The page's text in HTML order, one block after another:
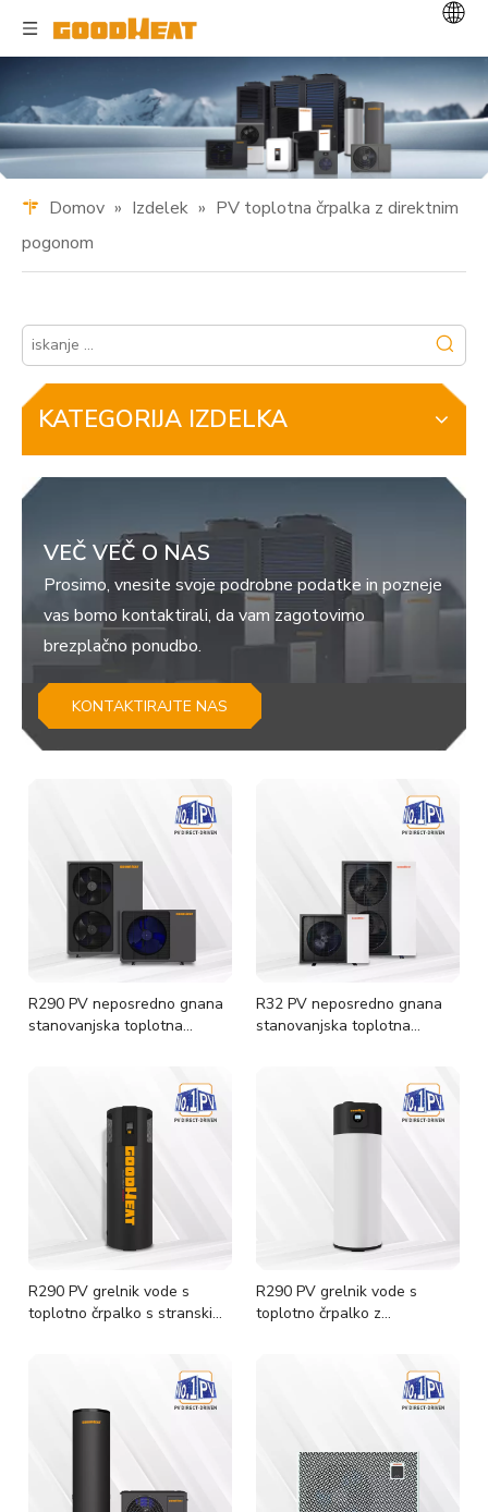
Domov » Izdelek » PV toplotna črpalka z direktnim
pogonom
KATEGORIJA IZDELKA
VEČ VEČ O NAS
Prosimo, vnesite svoje podrobne podatke in pozneje
vas bomo kontaktirali, da vam zagotovimo
brezplačno ponudbo.
KONTAKTIRAJTE NAS
R290 PV neposredno gnana
stanovanjska toplotna
R32 PV neposredno gnana
stanovanjska toplotna
R290 PV grelnik vode s
toplotno črpalko s stranskim
R290 PV grelnik vode s
toplotno črpalko z